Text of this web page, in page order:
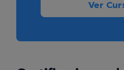
Ver